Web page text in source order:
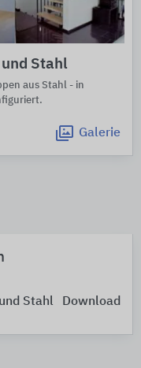
Stahl
aus Stahl - in
Galerie
Stahl Download